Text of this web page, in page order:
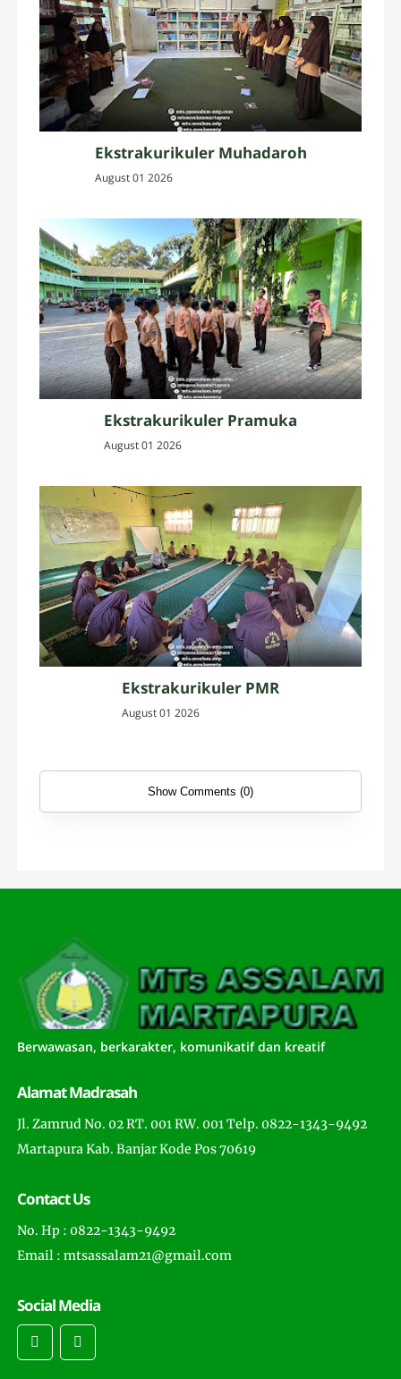
Ekstrakurikuler Muhadaroh
August 01 2026
Ekstrakurikuler Pramuka
August 01 2026
Ekstrakurikuler PMR
August 01 2026
Show Comments (0)
Berwawasan, berkarakter, komunikatif dan kreatif
Alamat Madrasah
Jl. Zamrud No. 02 RT. 001 RW. 001 Telp. 0822-1343-9492
Martapura Kab. Banjar Kode Pos 70619
Contact Us
No. Hp : 0822-1343-9492
Email : mtsassalam21@gmail.com
Social Media